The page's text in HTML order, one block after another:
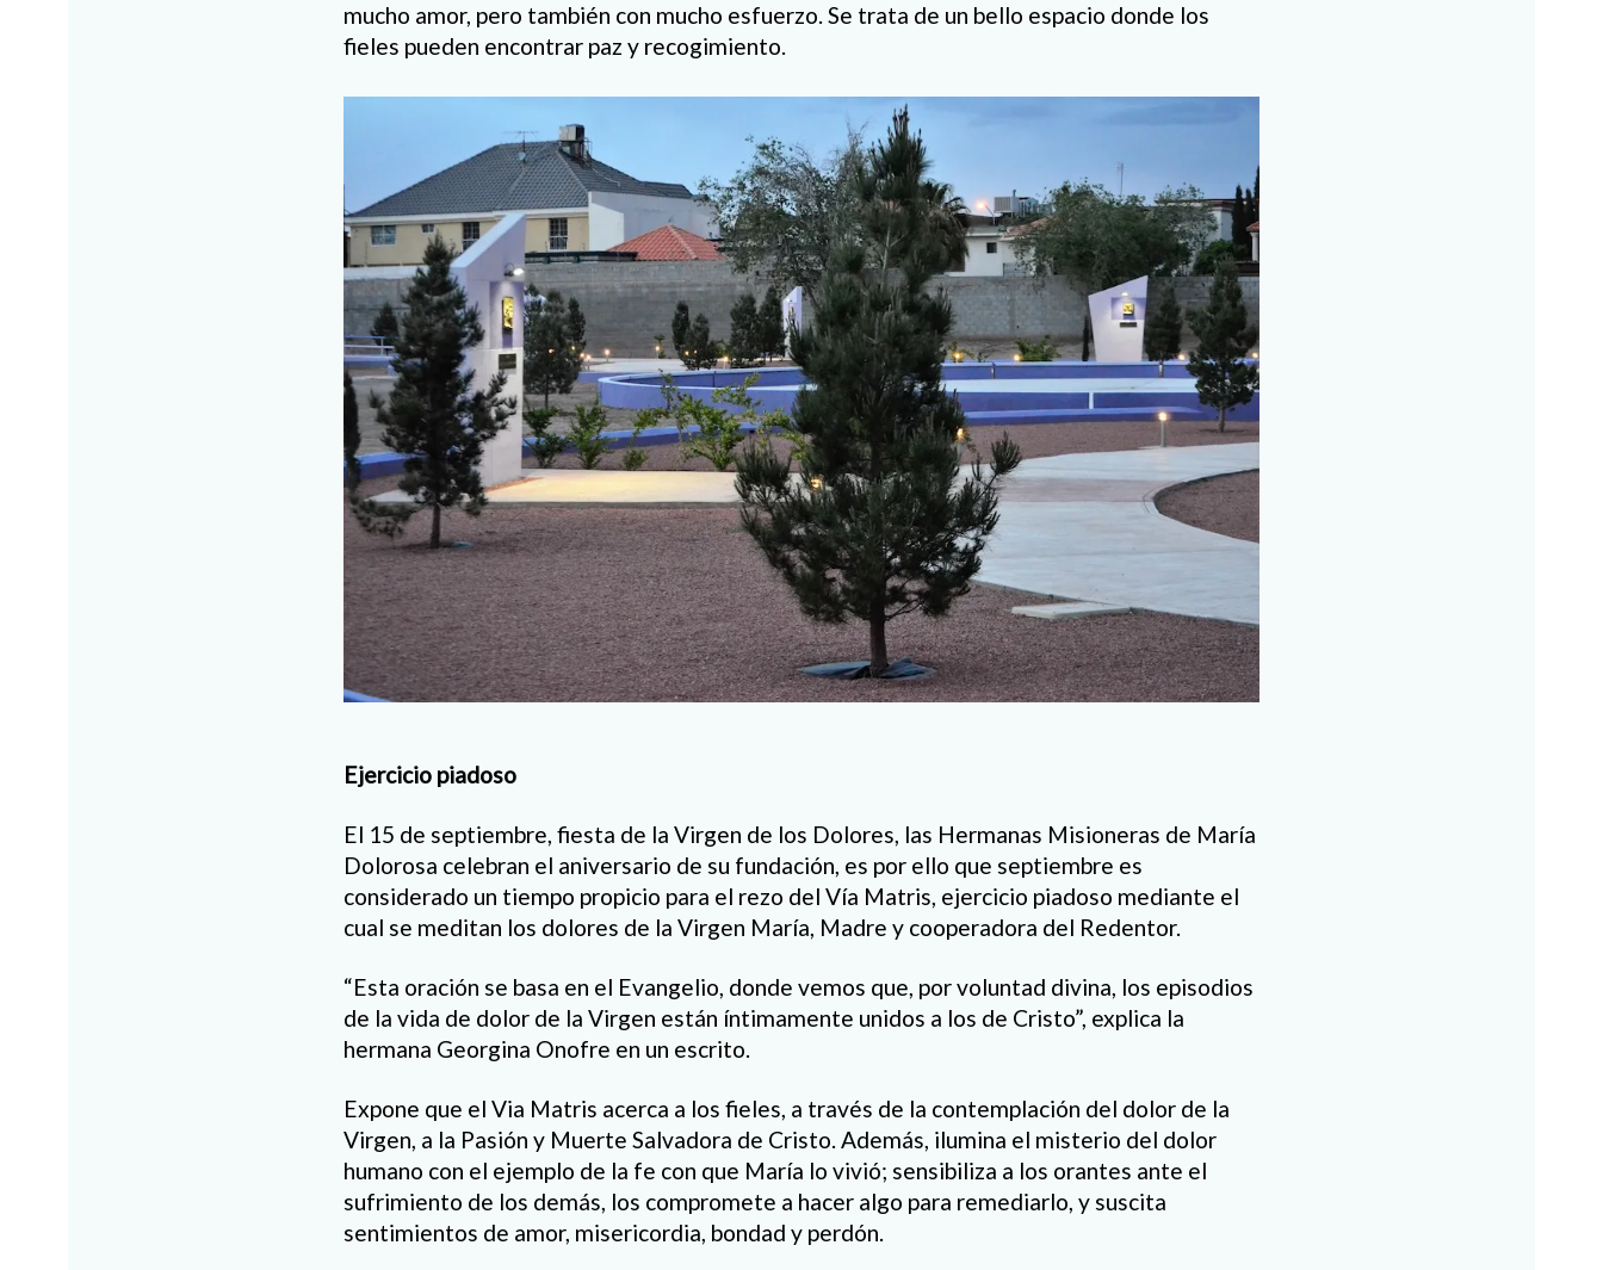
mucho amor, pero también con mucho esfuerzo. Se trata de un bello espacio donde los
fieles pueden encontrar paz y recogimiento.
Ejercicio piadoso
El 15 de septiembre, fiesta de la Virgen de los Dolores, las Hermanas Misioneras de María
Dolorosa celebran el aniversario de su fundación, es por ello que septiembre es
considerado un tiempo propicio para el rezo del Vía Matris, ejercicio piadoso mediante el
cual se meditan los dolores de la Virgen María, Madre y cooperadora del Redentor.
“Esta oración se basa en el Evangelio, donde vemos que, por voluntad divina, los episodios
de la vida de dolor de la Virgen están íntimamente unidos a los de Cristo”, explica la
hermana Georgina Onofre en un escrito.
Expone que el Via Matris acerca a los fieles, a través de la contemplación del dolor de la
Virgen, a la Pasión y Muerte Salvadora de Cristo. Además, ilumina el misterio del dolor
humano con el ejemplo de la fe con que María lo vivió; sensibiliza a los orantes ante el
sufrimiento de los demás, los compromete a hacer algo para remediarlo, y suscita
sentimientos de amor, misericordia, bondad y perdón.